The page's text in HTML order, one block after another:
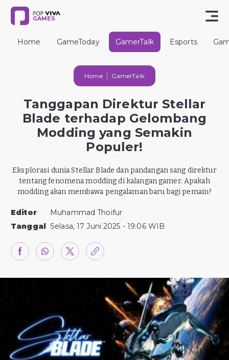
GAMES
Home GameToday GamerTalk Esports
Home GamerTalk
Tanggapan Direktur Stellar
Blade terhadap Gelombang
Modding yang Semakin
Populer!
Eksplorasi dunia Stellar Blade dan pandangan sang direktur
tentang fenomena modding di kalangan gamer. Apakah
modding akan membawa pengalaman baru bagi pemain?
Editor
Muhammad Thoifur
Tanggal Selasa, 17 Juni 2025 - 19:06 WIB